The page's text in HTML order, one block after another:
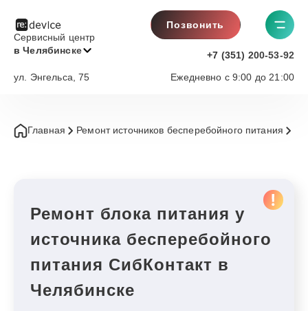
Сервисный центр
в Челябинске
Позвонить
+7 (351) 200-53-92
Ежедневно с 9:00 до 21:00
ул. Энгельса, 75
Главная Ремонт источников бесперебойного питания
Ремонт блока питания у
источника бесперебойного
питания СибКонтакт в
Челябинске